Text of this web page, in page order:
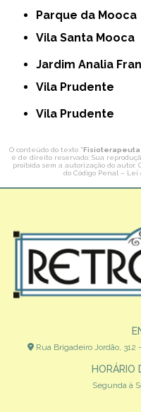
Parque da Mooca
Vila Santa Mooca
Jardim Analia
Vila Prudente
Vila Prudente
O conteúdo do texto "Fisioterapeuta
é de direito reservado. Sua
proibida sem a autorização do
do Código Penal – Lei
Rua Brigadeiro Jordão, 312
HORÁRIO
Segunda à